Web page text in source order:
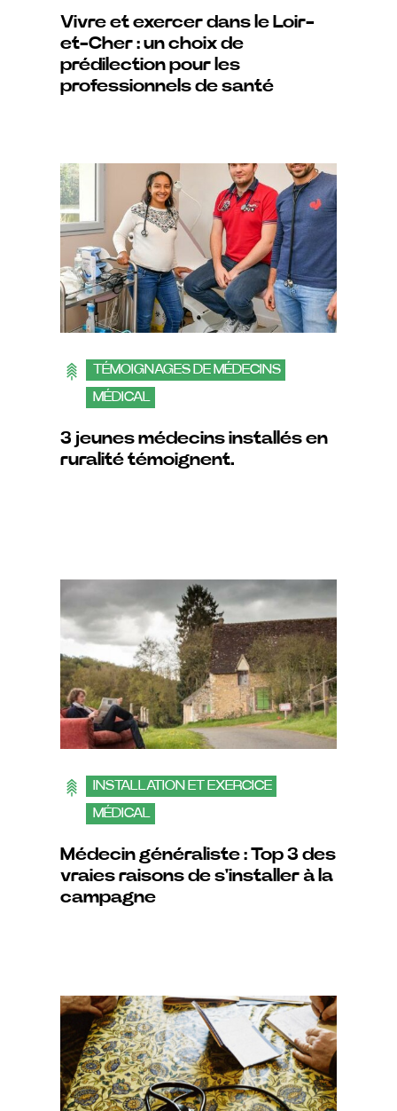
Vivre et exercer dans le Loir-
et-Cher : un choix de
prédilection pour les
professionnels de santé
TÉMOIGNAGES DE MÉDECINS
MÉDICAL
3 jeunes médecins installés en
ruralité témoignent.
INSTALLATION ET EXERCICE
MÉDICAL
Médecin généraliste : Top 3 des
vraies raisons de s'installer à la
campagne